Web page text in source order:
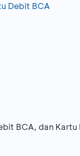
Debit BCA
BCA, dan